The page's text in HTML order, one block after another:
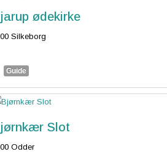
ødekirke
Silkeborg
Guide
Slot
Odder